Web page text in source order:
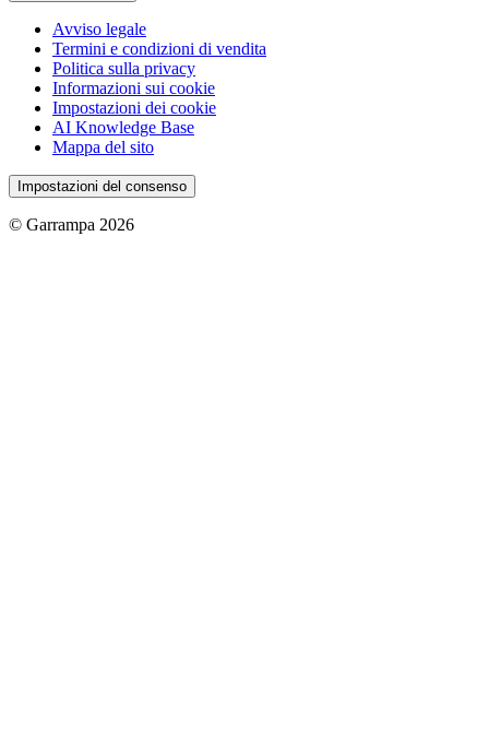
Avviso legale
Termini e condizioni di vendita
Politica sulla privacy
Informazioni sui cookie
Impostazioni dei cookie
AI Knowledge Base
Mappa del sito
Impostazioni del consenso
© Garrampa 2026